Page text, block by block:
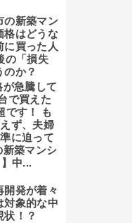
の新築マン
格はどうな
に買った人
の「損失
のか？
急騰して
で買えた
です！ も
ず、夫婦
に迫って
築マンシ
中...
開発が着々
対象的な中
状！？